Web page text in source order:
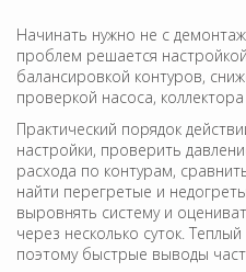
Начинать нужно не с
проблем решается
балансировкой контуров,
проверкой насоса,
Практический порядок
настройки, проверить
расхода по контурам,
найти перегретые и
выровнять систему и
через несколько суток.
поэтому быстрые выводы